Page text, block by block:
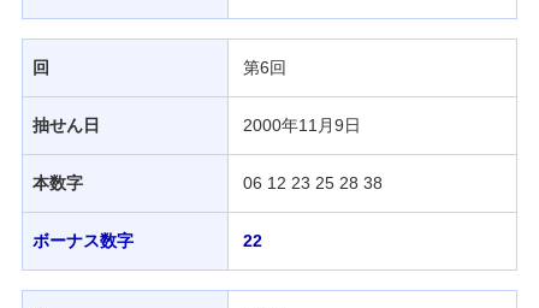
回 第6回
抽せん日 2000年11月9日
本数字 06 12 23 25 28 38
ボーナス数字 22